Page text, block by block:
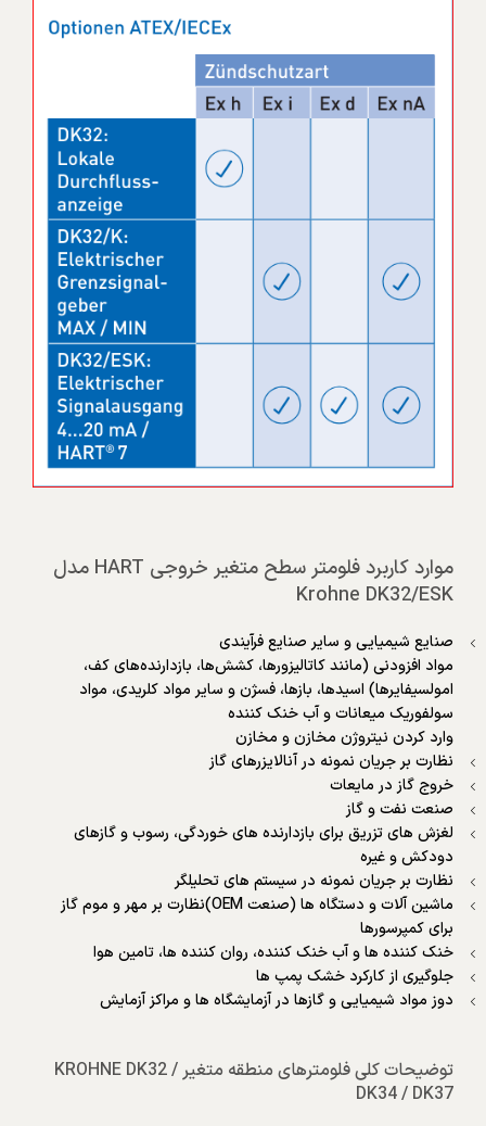
موارد کاربرد فلومتر سطح متغیر خروجی HART مدل
Krohne DK32/ESK
صنایع شیمیایی و سایر صنایع فرآیندی
مواد افزودنی (مانند کاتالیزورها، کشش‌ها، بازدارنده‌های کف،
امولسیفایرها) اسیدها، بازها، فسژن و سایر مواد کلریدی، مواد
سولفوریک میعانات و آب خنک کننده
وارد کردن نیتروژن مخازن و مخازن
نظارت بر جریان نمونه در آنالایزرهای گاز
خروج گاز در مایعات
صنعت نفت و گاز
لغزش های تزریق برای بازدارنده های خوردگی، رسوب و گازهای
دودکش و غیره
نظارت بر جریان نمونه در سیستم های تحلیلگر
ماشین آلات و دستگاه ها (صنعت OEM)نظارت بر مهر و موم گاز
برای کمپرسورها
خنک کننده ها و آب خنک کننده، روان کننده ها، تامین هوا
جلوگیری از کارکرد خشک پمپ ها
دوز مواد شیمیایی و گازها در آزمایشگاه ها و مراکز آزمایش
توضیحات کلی فلومترهای منطقه متغیر KROHNE DK32 /
DK34 / DK37